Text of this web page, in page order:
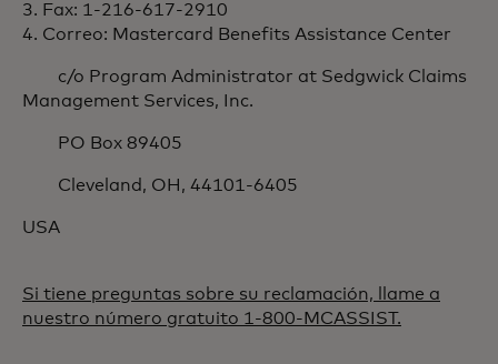
3. Fax: 1-216-617-2910
4. Correo: Mastercard Benefits Assistance Center
c/o Program Administrator at Sedgwick Claims
Management Services, Inc.
PO Box 89405
Cleveland, OH, 44101-6405
USA
Si tiene preguntas sobre su reclamación, llame a
nuestro número gratuito 1-800-MCASSIST.